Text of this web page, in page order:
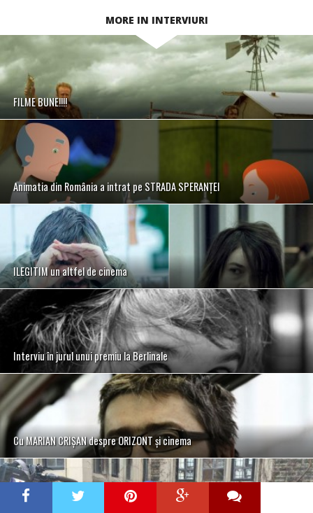
MORE IN INTERVIURI
FILME BUNE!!!!
Animatia din România a intrat pe STRADA SPERANȚEI
ILEGITIM un altfel de cinema
Interviu în jurul unui premiu la Berlinale
Cu MARIAN CRIŞAN despre ORIZONT şi cinema